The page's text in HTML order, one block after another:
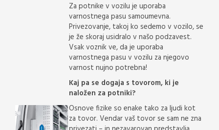
Za potnike v vozilu je uporaba
varnostnega pasu samoumevna.
Privezovanje, takoj ko sedemo v vozilo, se
je že skoraj usidralo v našo podzavest.
Vsak voznik ve, da je uporaba
varnostnega pasu v vozilu za njegovo
varnost nujno potrebna!
Kaj pa se dogaja s tovorom, ki je
naložen za potniki?
Osnove fizike so enake tako za ljudi kot
za tovor. Vendar vaš tovor se sam ne zna